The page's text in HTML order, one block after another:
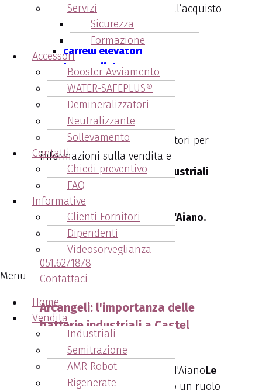
Servizi
Sicurezza
Formazione
Accessori
Booster Avviamento
WATER-SAFEPLUS®
Demineralizzatori
Neutralizzante
Sollevamento
Contatti
Chiedi preventivo
FAQ
Informative
Clienti Fornitori
Dipendenti
Videosorveglianza
Menu
Home
Vendita
Industriali
Semitrazione
AMR Robot
Rigenerate
di Arcangeli Accumulatori nell’acquisto
di batterie per:
carrelli elevatori
transpallet
pulizie industriali
piattaforme aeree
navette LGV e AGV
Contatta Arcangeli Accumulatori per
informazioni sulla vendita e
distribuzione dibatterie industriali
Castel d’Aiano
Batterie Industriali Castel d'Aiano.
Chiama ora!!
051.6271878
Contattaci
Arcangeli: l'importanza delle
batterie industriali a Castel
d'Aiano
Le
batterie industriali
svolgono un ruolo